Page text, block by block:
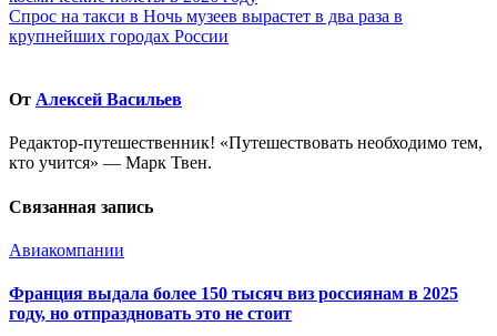
по
записям
Спрос на такси в Ночь музеев вырастет в два раза в
крупнейших городах России
От Алексей Васильев
Редактор-путешественник! «Путешествовать необходимо тем,
кто учится» — Марк Твен.
Связанная запись
Авиакомпании
Франция выдала более 150 тысяч виз россиянам в 2025
году, но отпраздновать это не стоит